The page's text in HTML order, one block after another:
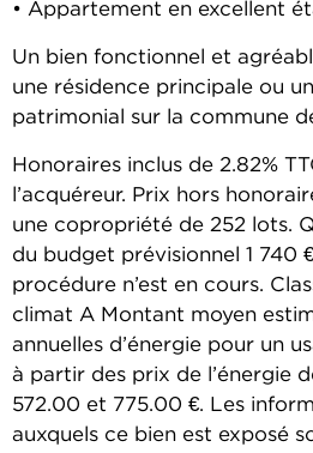
• Appartement en excellent
Un bien fonctionnel et
une résidence principale ou
patrimonial sur la commune
Honoraires inclus de 2.82%
l’acquéreur. Prix hors
une copropriété de 252 lots.
du budget prévisionnel 1 740
procédure n’est en cours.
climat A Montant moyen
annuelles d’énergie pour un
à partir des prix de l’énergie
572.00 et 775.00 €. Les
auxquels ce bien est exposé